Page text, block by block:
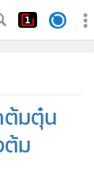
ต้มตุ๋น
ต้ม